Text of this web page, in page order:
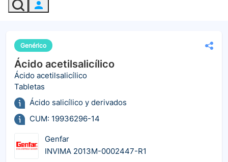
Genérico
Ácido acetilsalicílico
Ácido acetilsalicílico
Tabletas
Ácido salicílico y derivados
CUM: 19936296-14
Genfar
INVIMA 2013M-0002447-R1